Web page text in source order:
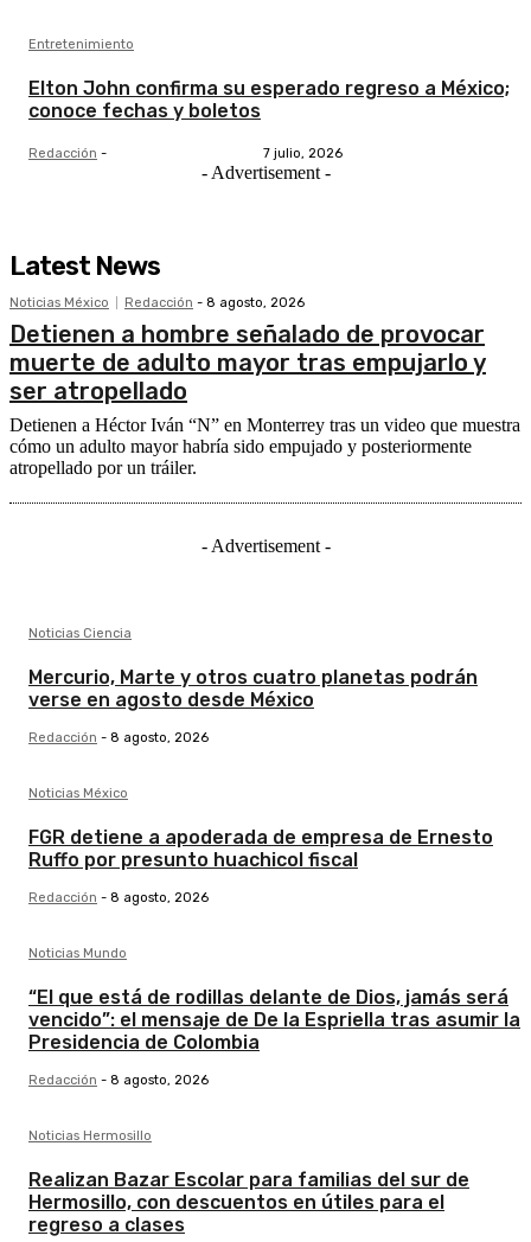
Entretenimiento
Elton John confirma su esperado regreso a México;
conoce fechas y boletos
Redacción - 7 julio, 2026
- Advertisement -
Latest News
Noticias México Redacción - 8 agosto, 2026
Detienen a hombre señalado de provocar
muerte de adulto mayor tras empujarlo y
ser atropellado
Detienen a Héctor Iván “N” en Monterrey tras un video que muestra
cómo un adulto mayor habría sido empujado y posteriormente
atropellado por un tráiler.
- Advertisement -
Noticias Ciencia
Mercurio, Marte y otros cuatro planetas podrán
verse en agosto desde México
Redacción - 8 agosto, 2026
Noticias México
FGR detiene a apoderada de empresa de Ernesto
Ruffo por presunto huachicol fiscal
Redacción - 8 agosto, 2026
Noticias Mundo
“El que está de rodillas delante de Dios, jamás será
vencido”: el mensaje de De la Espriella tras asumir la
Presidencia de Colombia
Redacción - 8 agosto, 2026
Noticias Hermosillo
Realizan Bazar Escolar para familias del sur de
Hermosillo, con descuentos en útiles para el
regreso a clases